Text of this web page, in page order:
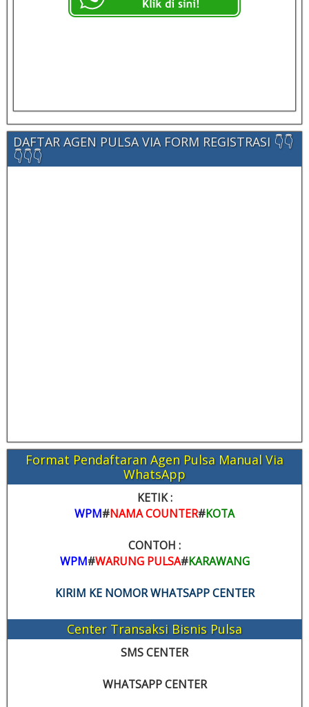
DAFTAR AGEN PULSA VIA FORM REGISTRASI 👇👇
👇👇👇
Format Pendaftaran Agen Pulsa Manual Via
WhatsApp
KETIK :
WPM#NAMA COUNTER#KOTA
CONTOH :
WPM#WARUNG PULSA#KARAWANG
KIRIM KE NOMOR WHATSAPP CENTER
Center Transaksi Bisnis Pulsa
SMS CENTER
WHATSAPP CENTER